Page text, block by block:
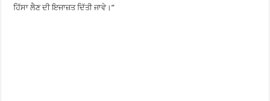
ਹਿੱਸਾ ਲੈਣ ਦੀ ਇਜਾਜ਼ਤ ਦਿੱਤੀ ਜਾਵੇ।”